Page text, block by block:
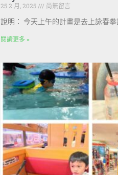
25 2 月, 2025
尚無留言
說明： 今天上午的計畫是去上詠春
閱讀更多 »